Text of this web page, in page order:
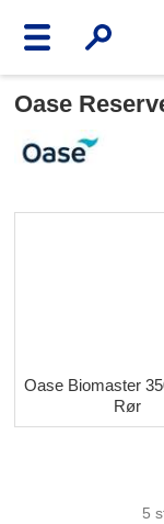
Oase
Oase Biomaster
Rør
5